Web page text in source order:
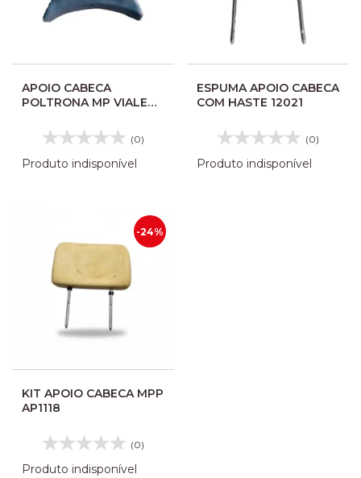
APOIO CABECA
POLTRONA MP VIALE
(0)
Produto indisponível
ESPUMA APOIO CABECA
COM HASTE 12021
(0)
Produto indisponível
-24%
KIT APOIO CABECA MPP
AP1118
(0)
Produto indisponível